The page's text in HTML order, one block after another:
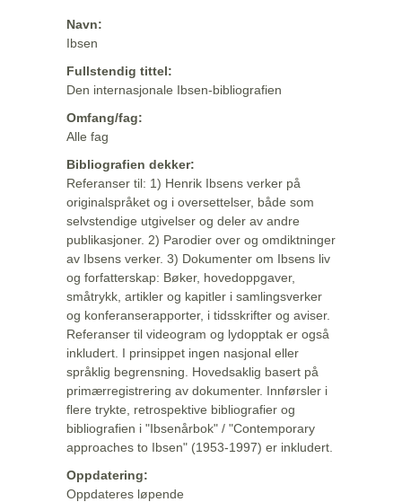
Navn:
Ibsen
Fullstendig tittel:
Den internasjonale Ibsen-bibliografien
Omfang/fag:
Alle fag
Bibliografien dekker:
Referanser til: 1) Henrik Ibsens verker på
originalspråket og i oversettelser, både som
selvstendige utgivelser og deler av andre
publikasjoner. 2) Parodier over og omdiktninger
av Ibsens verker. 3) Dokumenter om Ibsens liv
og forfatterskap: Bøker, hovedoppgaver,
småtrykk, artikler og kapitler i samlingsverker
og konferanserapporter, i tidsskrifter og aviser.
Referanser til videogram og lydopptak er også
inkludert. I prinsippet ingen nasjonal eller
språklig begrensning. Hovedsaklig basert på
primærregistrering av dokumenter. Innførsler i
flere trykte, retrospektive bibliografier og
bibliografien i "Ibsenårbok" / "Contemporary
approaches to Ibsen" (1953-1997) er inkludert.
Oppdatering:
Oppdateres løpende